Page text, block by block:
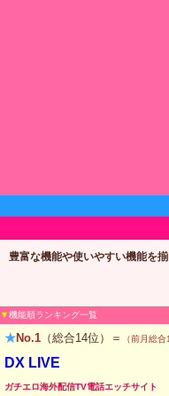
豊富な機能や使いやすい機能を
▼機能順ランキング一覧
★No.1 （総合14位）＝ （前月総合
DX LIVE
ガチエロ海外配信TV電話エッチサイト